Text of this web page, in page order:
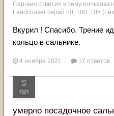
Сергееч ответил в тему
Landcruiser серий 80, 100, 105
Вкурил ! Спасибо. Трение
кольцо в сальнике.
4 ноября 2021 17 ответов
умерло посадочное